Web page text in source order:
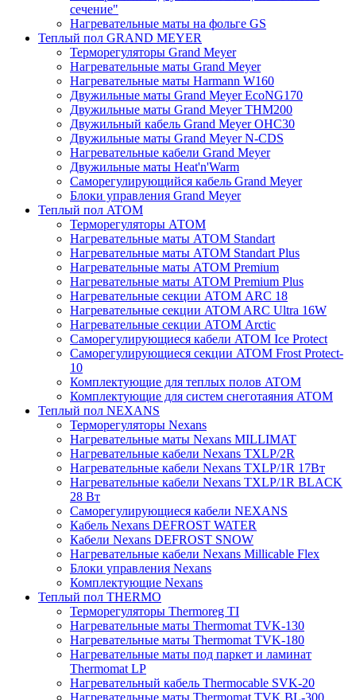
сечение"
Нагревательные маты на фольге GS
Теплый пол GRAND MEYER
Терморегуляторы Grand Meyer
Нагревательные маты Grand Meyer
Нагревательные маты Harmann W160
Двужильные маты Grand Meyer EcoNG170
Двужильные маты Grand Meyer THM200
Двужильный кабель Grand Meyer OHC30
Двужильные маты Grand Meyer N-CDS
Нагревательные кабели Grand Meyer
Двужильные маты Heat'n'Warm
Саморегулирующийся кабель Grand Meyer
Блоки управления Grand Meyer
Теплый пол ATOM
Терморегуляторы АТОМ
Нагревательные маты АТОМ Standart
Нагревательные маты АТОМ Standart Plus
Нагревательные маты АТОМ Premium
Нагревательные маты АТОМ Premium Plus
Нагревательные секции АТОМ ARC 18
Нагревательные секции ATOM ARC Ultra 16W
Нагревательные секции АТОМ Arctic
Саморегулирующиеся кабели ATOM Ice Protect
Саморегулирующиеся секции ATOM Frost Protect-
10
Комплектующие для теплых полов ATOM
Комплектующие для систем снеготаяния ATOM
Теплый пол NEXANS
Терморегуляторы Nexans
Нагревательные маты Nexans MILLIMAT
Нагревательные кабели Nexans TXLP/2R
Нагревательные кабели Nexans TXLP/1R 17Вт
Нагревательные кабели Nexans TXLP/1R BLACK
28 Вт
Саморегулирующиеся кабели NEXANS
Кабель Nexans DEFROST WATER
Кабели Nexans DEFROST SNOW
Нагревательные кабели Nexans Millicable Flex
Блоки управления Nexans
Комплектующие Nexans
Теплый пол THERMO
Терморегуляторы Thermoreg TI
Нагревательные маты Thermomat TVK-130
Нагревательные маты Thermomat TVK-180
Нагревательные маты под паркет и ламинат
Thermomat LP
Нагревательный кабель Thermocable SVK-20
Нагревательные маты Thermomat TVK BL-300